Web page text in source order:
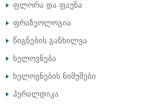
ფლორა და ფაუნა
ფრაზეოლოგია
წიგნების განხილვა
ხელოვნება
ხელოვნების ნიმუშები
ჰერალდიკა